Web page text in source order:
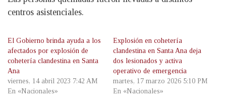
centros asistenciales.
El Gobierno brinda ayuda a los
afectados por explosión de
cohetería clandestina en Santa
Ana
viernes, 14 abril 2023 7:42 AM
En «Nacionales»
Explosión en cohetería
clandestina en Santa Ana deja
dos lesionados y activa
operativo de emergencia
martes, 17 marzo 2026 5:10 PM
En «Nacionales»